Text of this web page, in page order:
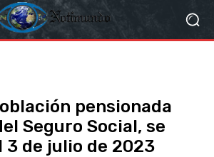
pensionada
Seguro Social, se
3 de julio de 2023